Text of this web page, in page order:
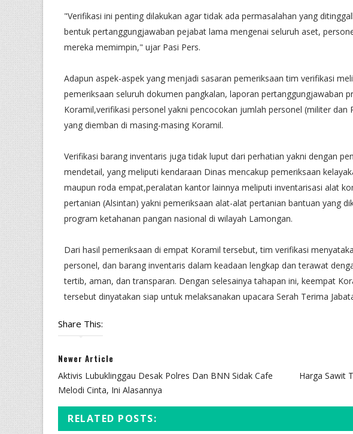
​"Verifikasi ini penting dilakukan agar tidak ada permasalahan yang
bentuk pertanggungjawaban pejabat lama mengenai seluruh aset,
mereka memimpin," ujar Pasi Pers.
​Adapun aspek-aspek yang menjadi sasaran pemeriksaan tim verifikasi
pemeriksaan seluruh dokumen pangkalan, laporan pertanggungjawaban
Koramil,verifikasi personel yakni pencocokan jumlah personel (militer
yang diemban di masing-masing Koramil.
​Verifikasi barang inventaris juga tidak luput dari perhatian yakni dengan
mendetail, yang meliputi kendaraan Dinas mencakup pemeriksaan
maupun roda empat,peralatan kantor lainnya meliputi inventarisasi alat
pertanian (Alsintan) yakni pemeriksaan alat-alat pertanian bantuan yang
program ketahanan pangan nasional di wilayah Lamongan.
​Dari hasil pemeriksaan di empat Koramil tersebut, tim verifikasi
personel, dan barang inventaris dalam keadaan lengkap dan terawat
tertib, aman, dan transparan. Dengan selesainya tahapan ini, keempat
tersebut dinyatakan siap untuk melaksanakan upacara Serah Terima
Share This:
Newer Article
Aktivis Lubuklinggau Desak Polres Dan BNN Sidak Cafe
Melodi Cinta, Ini Alasannya
Harga Sawit
RELATED POSTS: